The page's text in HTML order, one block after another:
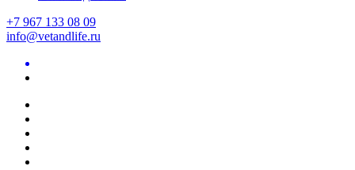
+7 967 133 08 09
info@vetandlife.ru